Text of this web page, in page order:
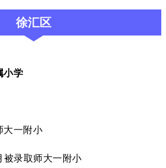
徐汇区
小学
一附小
录取师大一附小